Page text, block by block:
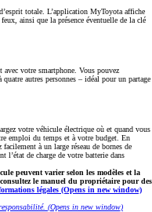
totale. L’application MyToyota affiche
ainsi que la présence éventuelle de la clé
votre smartphone. Vous pouvez
autres personnes – idéal pour un partage
votre véhicule électrique où et quand vous
emploi du temps et à votre budget. En
à un large réseau de bornes de
l’état de charge de votre batterie dans
peuvent varier selon les modèles et la
le manuel du propriétaire pour des
légales (Opens in new window)
(Opens in new window)